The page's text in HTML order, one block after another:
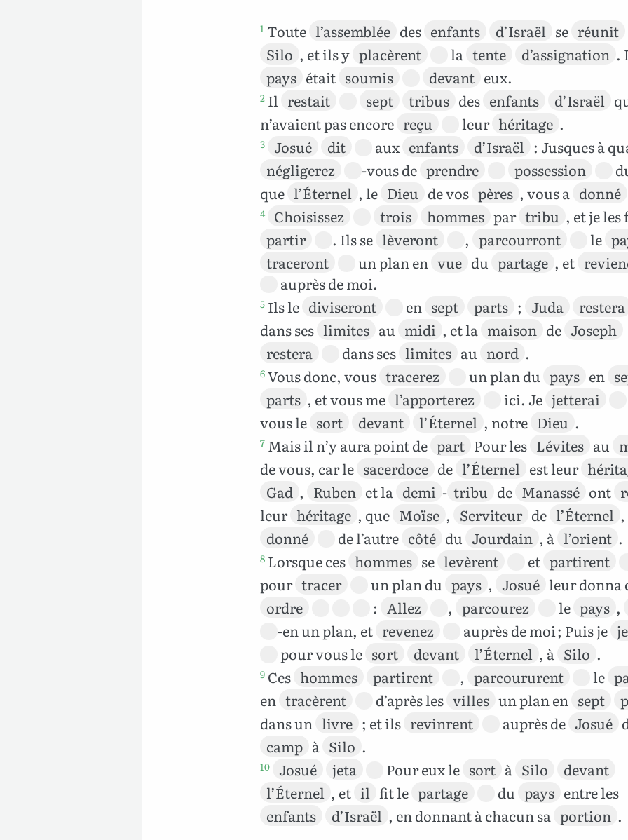
1 Toute l’assemblée des enfants d’Israël se réunit
Silo , et ils y placèrent la tente d’assignation .
pays était soumis devant eux.
2 Il restait sept tribus des enfants d’Israël
n’avaient pas encore reçu leur héritage .
3 Josué dit aux enfants d’Israël : Jusques à
négligerez
-vous de prendre possession
que l’Éternel , le Dieu de vos pères , vous a donné
4 Choisissez trois hommes par tribu , et je les
partir
. Ils se lèveront , parcourront le
traceront
un plan en vue du partage , et
auprès de moi.
5 Ils le diviseront en sept parts ; Juda
restera
dans ses limites au midi , et la maison de Joseph
restera
dans ses limites au nord .
6 Vous donc, vous tracerez un plan du pays en
parts , et vous me l’apporterez ici. Je jetterai
vous le sort devant l’Éternel , notre Dieu .
7 Mais il n’y aura point de part Pour les Lévites au
de vous, car le sacerdoce de l’Éternel est leur
Gad , Ruben et la demi - tribu de Manassé ont
leur héritage , que Moïse , Serviteur de l’Éternel
donné
de l’autre côté du Jourdain , à l’orient .
8 Lorsque ces hommes se levèrent et partirent
pour tracer un plan du pays , Josué leur donna
ordre
: Allez , parcourez le pays ,
-en un plan, et revenez auprès de moi ; Puis je
pour vous le sort devant l’Éternel , à Silo .
9 Ces hommes partirent , parcoururent le
en tracèrent d’après les villes un plan en sept
dans un livre ; et ils revinrent auprès de Josué
camp à Silo .
10 Josué jeta Pour eux le sort à Silo
devant
l’Éternel , et il fit le partage du pays entre les
enfants
d’Israël , en donnant à chacun sa portion .